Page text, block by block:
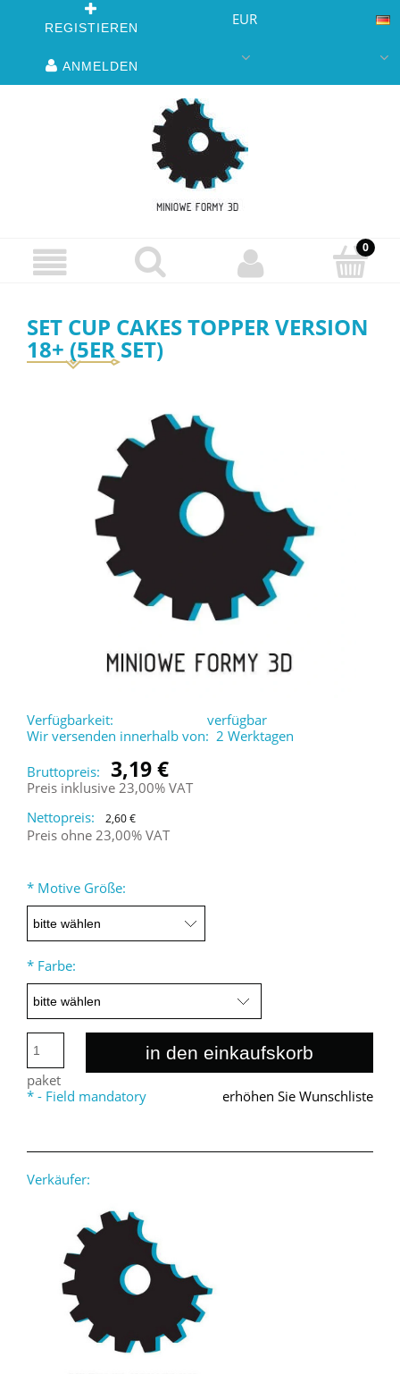
REGISTIEREN
ANMELDEN
EUR
SET CUP CAKES TOPPER VERSION
18+ (5ER SET)
Verfügbarkeit:
verfügbar
Wir versenden innerhalb von: 2 Werktagen
Bruttopreis:
3,19 €
Preis inklusive 23,00% VAT
Nettopreis:
2,60 €
Preis ohne 23,00% VAT
* Motive Größe:
* Farbe:
paket
in den einkaufskorb
erhöhen Sie Wunschliste
* - Field mandatory
Verkäufer: